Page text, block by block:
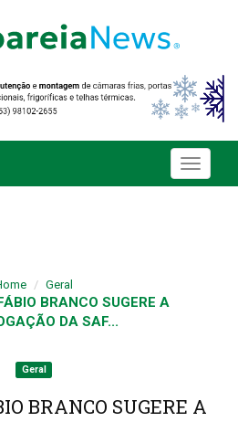
Toggle
Geral
BRANCO SUGERE A
DA SAF...
Geral
BRANCO SUGERE A